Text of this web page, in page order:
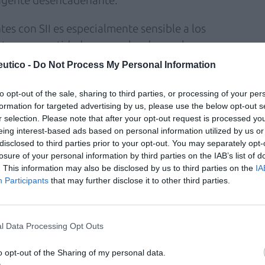
- Do Not Process My Personal Information
opt-out of the sale, sharing to third parties, or processing of your
for targeted advertising by us, please use the below opt-out
selection. Please note that after your opt-out request is processed
interest-based ads based on personal information utilized by us
to third parties prior to your opt-out. You may separately
of your personal information by third parties on the IAB’s list of
This information may also be disclosed by us to third parties on the
Participants that may further disclose it to other third parties.
Data Processing Opt Outs
opt-out of the Sharing of my personal data.
con SII es especialmente sensible a los
con cantidades normales de gas, heces o
un trastorno entre las interacciones
sin causar ninguna señal visible de daño en
las contracciones anómalas del intestino
esta patología o la causa de la misma.
desencadenantes puesto que el sistema
durante los periodos de estrés. Los síntomas
alteraciones psicológicas, como la
o agravar un episodio de SII. Otros
o tras periodos largos de ayuno. Las
en estos pacientes.